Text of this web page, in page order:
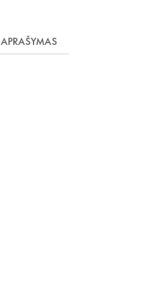
APRAŠYMAS